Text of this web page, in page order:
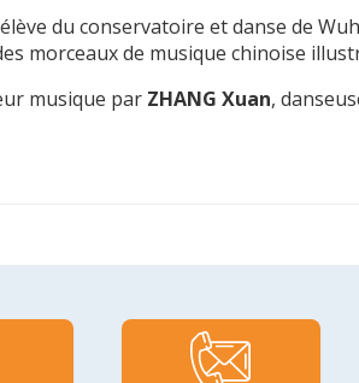
du conservatoire et danse de
morceaux de musique chinoise
musique par ZHANG Xuan,